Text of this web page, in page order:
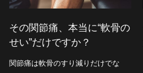
その関節痛、本当に“軟骨の
せい”だけですか？
関節痛は軟骨のすり減りだけでな